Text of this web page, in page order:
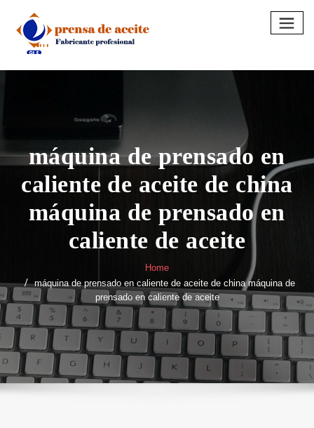
content
máquina de prensado en
caliente de aceite de china
máquina de prensado en
caliente de aceite
Home
máquina de prensado en caliente de aceite de china máquina de
prensado en caliente de aceite